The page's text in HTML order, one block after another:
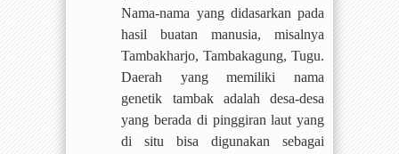
Nama-nama yang didasarkan pada
hasil buatan manusia, misalnya
Tambakharjo, Tambakagung, Tugu.
Daerah yang memiliki nama
genetik tambak adalah desa-desa
yang berada di pinggiran laut yang
di situ bisa digunakan sebagai